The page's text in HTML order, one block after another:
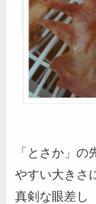
「とさか」
やすい大きさ
真剣な眼差し